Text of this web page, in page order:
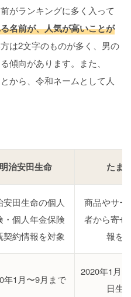
がランキングに多く入って
名前が、人気が高いことが
は2文字のものが多く、男の
傾向があります。また、
から、令和ネームとして人
明治安田生命 たま
安田生命の個人
・個人年金保険
契約情報を対象
商品やサー
者から寄せ
報を
年1月〜9月まで
2020年1月1
日生